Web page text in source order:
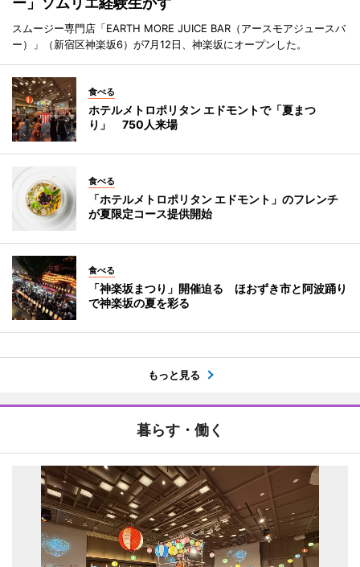
スムージー専門店「EARTH MORE JUICE BAR（アースモアジュースバ
ー）」（新宿区神楽坂6）が7月12日、神楽坂にオープンした。
食べる
ホテルメトロポリタン エドモントで「夏まつ
り」 750人来場
食べる
「ホテルメトロポリタン エドモント」のフレンチ
が夏限定コース提供開始
食べる
「神楽坂まつり」開催迫る ほおずき市と阿波踊り
で神楽坂の夏を彩る
もっと見る
暮らす・働く